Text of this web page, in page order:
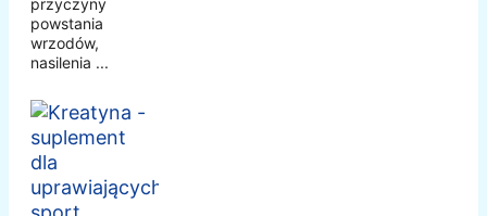
powstania
wrzodów,
nasilenia ...